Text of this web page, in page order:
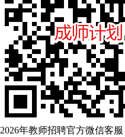
2026年教师招聘官方微信客服